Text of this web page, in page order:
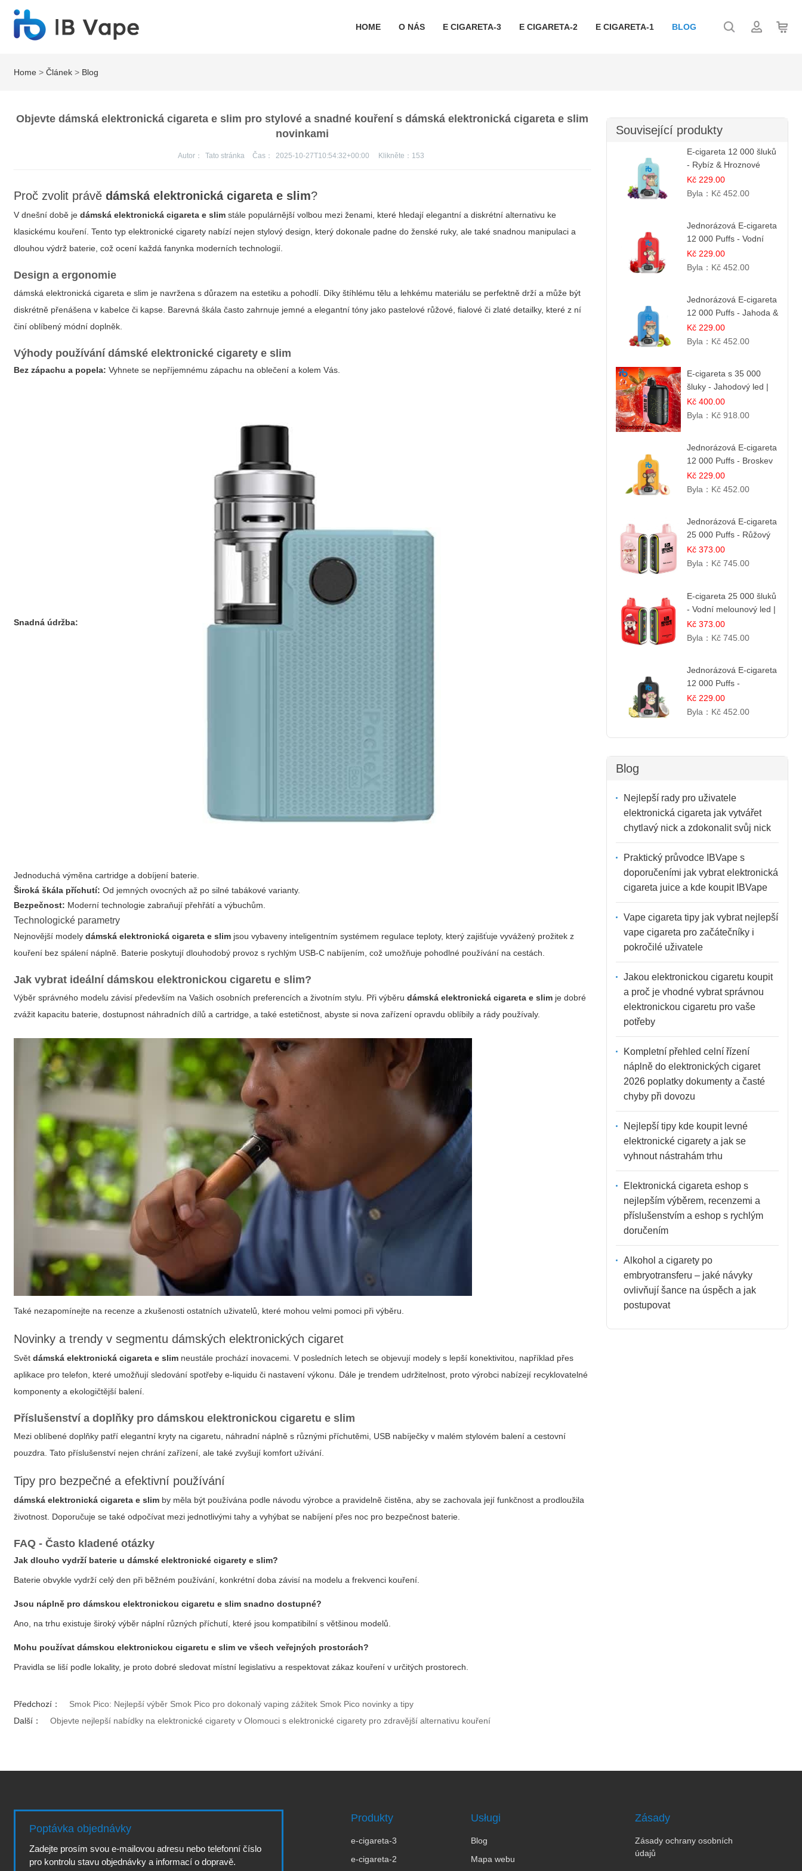
HOME O NÁS E CIGARETA-3 E CIGARETA-2 E CIGARETA-1 BLOG
Home >Článek > Blog
Objevte dámská elektronická cigareta e slim pro stylové a snadné kouření s dámská elektronická cigareta e slim
novinkami
Autor： Tato stránka Čas： 2025-10-27T10:54:32+00:00 Klikněte： 153
Proč zvolit právědámská elektronická cigareta e slim?
V dnešní době jedámská elektronická cigareta e slim stále populárnější volbou mezi ženami, které hledají elegantní a diskrétní alternativu ke
klasickému kouření. Tento typ elektronické cigarety nabízí nejen stylový design, který dokonale padne do ženské ruky, ale také snadnou manipulaci a
dlouhou výdrž baterie, což ocení každá fanynka moderních technologií.
Design a ergonomie
dámská elektronická cigareta e slim je navržena s důrazem na estetiku a pohodlí. Díky štíhlému tělu a lehkému materiálu se perfektně drží a může být
diskrétně přenášena v kabelce či kapse. Barevná škála často zahrnuje jemné a elegantní tóny jako pastelové růžové, fialové či zlaté detailky, které z ní
činí oblíbený módní doplněk.
Výhody používání dámské elektronické cigarety e slim
Bez zápachu a popela: Vyhnete se nepříjemnému zápachu na oblečení a kolem Vás.
Snadná údržba:
Jednoduchá výměna cartridge a dobíjení baterie.
Široká škála příchutí: Od jemných ovocných až po silné tabákové varianty.
Bezpečnost: Moderní technologie zabraňují přehřátí a výbuchům.
Technologické parametry
Nejnovější modelydámská elektronická cigareta e slim jsou vybaveny inteligentním systémem regulace teploty, který zajišťuje vyvážený prožitek z
kouření bez spálení náplně. Baterie poskytují dlouhodobý provoz s rychlým USB-C nabíjením, což umožňuje pohodlné používání na cestách.
Jak vybrat ideální dámskou elektronickou cigaretu e slim?
Výběr správného modelu závisí především na Vašich osobních preferencích a životním stylu. Při výběrudámská elektronická cigareta e slim je dobré
zvážit kapacitu baterie, dostupnost náhradních dílů a cartridge, a také estetičnost, abyste si nova zařízení opravdu oblíbily a rády používaly.
Také nezapomínejte na recenze a zkušenosti ostatních uživatelů, které mohou velmi pomoci při výběru.
Novinky a trendy v segmentu dámských elektronických cigaret
Světdámská elektronická cigareta e slim neustále prochází inovacemi. V posledních letech se objevují modely s lepší konektivitou, například přes
aplikace pro telefon, které umožňují sledování spotřeby e-liquidu či nastavení výkonu. Dále je trendem udržitelnost, proto výrobci nabízejí recyklovatelné
komponenty a ekologičtější balení.
Příslušenství a doplňky pro dámskou elektronickou cigaretu e slim
Mezi oblíbené doplňky patří elegantní kryty na cigaretu, náhradní náplně s různými příchutěmi, USB nabíječky v malém stylovém balení a cestovní
pouzdra. Tato příslušenství nejen chrání zařízení, ale také zvyšují komfort užívání.
Tipy pro bezpečné a efektivní používání
dámská elektronická cigareta e slim by měla být používána podle návodu výrobce a pravidelně čistěna, aby se zachovala její funkčnost a prodloužila
životnost. Doporučuje se také odpočívat mezi jednotlivými tahy a vyhýbat se nabíjení přes noc pro bezpečnost baterie.
FAQ - Často kladené otázky
Jak dlouho vydrží baterie u dámské elektronické cigarety e slim?
Baterie obvykle vydrží celý den při běžném používání, konkrétní doba závisí na modelu a frekvenci kouření.
Jsou náplně pro dámskou elektronickou cigaretu e slim snadno dostupné?
Ano, na trhu existuje široký výběr náplní různých příchutí, které jsou kompatibilní s většinou modelů.
Mohu používat dámskou elektronickou cigaretu e slim ve všech veřejných prostorách?
Pravidla se liší podle lokality, je proto dobré sledovat místní legislativu a respektovat zákaz kouření v určitých prostorech.
Předchozí：
Smok Pico: Nejlepší výběr Smok Pico pro dokonalý vaping zážitek Smok Pico novinky a tipy
Další：
Objevte nejlepší nabídky na elektronické cigarety v Olomouci s elektronické cigarety pro zdravější alternativu kouření
Související produkty
E-cigareta 12 000 šluků
- Rybíz & Hroznové
Víno
Kč 229.00
Byla： Kč 452.00
Jednorázová E-cigareta
12 000 Puffs - Vodní
Melounová Zmrzlina |
Letní dezertní příchuť
Kč 229.00
Byla： Kč 452.00
Jednorázová E-cigareta
12 000 Puffs - Jahoda &
Kiwi
Kč 229.00
Byla： Kč 452.00
E-cigareta s 35 000
šluky - Jahodový led |
Chladivá fresh příchuť
Kč 400.00
Byla： Kč 918.00
Jednorázová E-cigareta
12 000 Puffs - Broskev
& Ovocná Šťáva |
Osvěžující ovocná
Kč 229.00
Byla： Kč 452.00
Jednorázová E-cigareta
25 000 Puffs - Růžový
Citrón | Osvěžující
citrusová příchuť
Kč 373.00
Byla： Kč 745.00
E-cigareta 25 000 šluků
- Vodní melounový led |
Osvěžující letní příchuť
Kč 373.00
Byla： Kč 745.00
Jednorázová E-cigareta
12 000 Puffs -
Ananasovo-Kokosová
Zmrzlina | Tropický
Kč 229.00
Byla： Kč 452.00
Blog
Nejlepší rady pro uživatele
elektronická cigareta jak vytvářet
chytlavý nick a zdokonalit svůj nick
Praktický průvodce IBVape s
doporučeními jak vybrat elektronická
cigareta juice a kde koupit IBVape
Vape cigareta tipy jak vybrat nejlepší
vape cigareta pro začátečníky i
pokročilé uživatele
Jakou elektronickou cigaretu koupit
a proč je vhodné vybrat správnou
elektronickou cigaretu pro vaše
potřeby
Kompletní přehled celní řízení
náplně do elektronických cigaret
2026 poplatky dokumenty a časté
chyby při dovozu
Nejlepší tipy kde koupit levné
elektronické cigarety a jak se
vyhnout nástrahám trhu
Elektronická cigareta eshop s
nejlepším výběrem, recenzemi a
příslušenstvím a eshop s rychlým
doručením
Alkohol a cigarety po
embryotransferu – jaké návyky
ovlivňují šance na úspěch a jak
postupovat
Poptávka objednávky
Zadejte prosím svou e-mailovou adresu nebo telefonní číslo
pro kontrolu stavu objednávky a informací o dopravě.
Produkty
e-cigareta-3
e-cigareta-2
Usługi
Blog
Mapa webu
Zásady
Zásady ochrany osobních
údajů